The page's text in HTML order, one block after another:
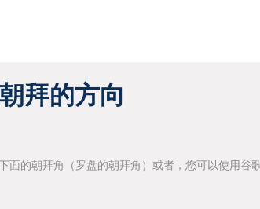
拜的方向
的朝拜角（罗盘的朝拜角）或者，您可以使用谷